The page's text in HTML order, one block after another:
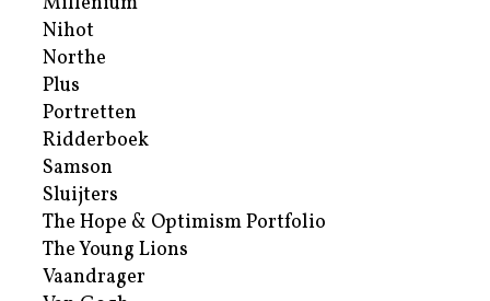
Nihot
Northe
Plus
Portretten
Ridderboek
Samson
Sluijters
The Hope & Optimism Portfolio
The Young Lions
Vaandrager